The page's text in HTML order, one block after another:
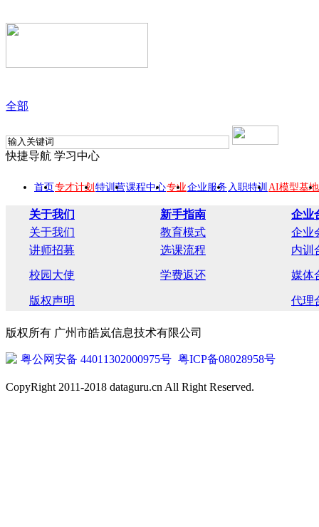
全部
快捷导航 学习中心
首页专才计划 特训营课程中心专业企业服务 入职特训 AI模型基地
关于我们 新手指南
企业
关于我们
教育模式
企业
讲师招募
选课流程 内训
校园大使 学费返还 媒体
版权声明 代理
版权所有 广州市皓岚信息技术有限公司
粤公网安备 44011302000975号 粤ICP备08028958号
CopyRight 2011-2018 dataguru.cn All Right Reserved.